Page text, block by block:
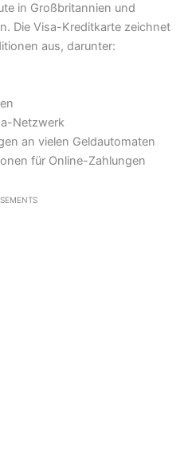
in Großbritannien und
Die Visa-Kreditkarte zeichnet
aus, darunter:
Netzwerk
an vielen Geldautomaten
für Online-Zahlungen